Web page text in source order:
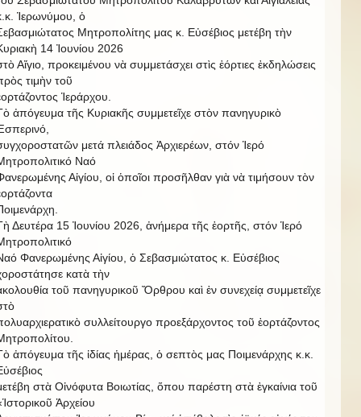
Ἱερωνύμου, ὁ
Μητροπολίτης μας κ. Εὐσέβιος μετέβη τὴν
14 Ἰουνίου 2026
Αἴγιο, προκειμένου νὰ συμμετάσχει στὶς ἑόρτιες ἐκδηλώσεις
τιμὴν τοῦ
Ἱεράρχου.
ἀπόγευμα τῆς Κυριακῆς συμμετεῖχε στὸν πανηγυρικὸ
μετά πλειάδος Ἀρχιερέων, στόν Ἱερό
Ναό
Αἰγίου, οἱ ὁποῖοι προσῆλθαν γιὰ νὰ τιμήσουν τὸν
Δευτέρα 15 Ἰουνίου 2026, ἀνήμερα τῆς ἑορτῆς, στόν Ἱερό
Φανερωμένης Αἰγίου, ὁ Σεβασμιώτατος κ. Εὐσέβιος
κατὰ τὴν
τοῦ πανηγυρικοῦ Ὄρθρου καὶ ἐν συνεχείᾳ συμμετεῖχε
συλλείτουργο προεξάρχοντος τοῦ ἑορτάζοντος
ἀπόγευμα τῆς ἰδίας ἡμέρας, ὁ σεπτὸς μας Ποιμενάρχης κ.κ.
στὰ Οἰνόφυτα Βοιωτίας, ὅπου παρέστη στὰ ἐγκαίνια τοῦ
Ἀρχείου